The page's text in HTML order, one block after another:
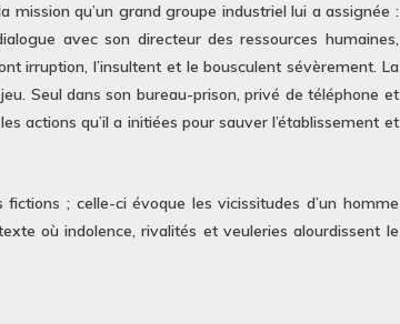
qu’un grand groupe industriel lui a assignée :
avec son directeur des ressources humaines,
irruption, l’insultent et le bousculent sévèrement. La
Seul dans son bureau-prison, privé de téléphone et
actions qu’il a initiées pour sauver l’établissement et
; celle-ci évoque les vicissitudes d’un homme
où indolence, rivalités et veuleries alourdissent le